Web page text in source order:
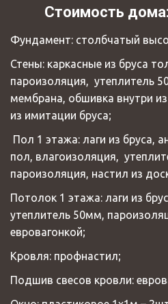
Стоимость
Фундамент: столбчатый
Стены: каркасные из бруса
пароизоляция,  утеплитель
мембрана, обшивка внутри
из имитации бруса;
Пол 1 этажа: лаги из бруса,
пол, влагоизоляция,
пароизоляция, настил из
Потолок 1 этажа: лаги из
утеплитель 50мм,
евровагонкой;
Кровля: профнастил;
Подшив свесов кровли: